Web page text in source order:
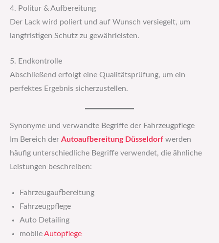
4. Politur & Aufbereitung
Der Lack wird poliert und auf Wunsch versiegelt, um
langfristigen Schutz zu gewährleisten.
5. Endkontrolle
Abschließend erfolgt eine Qualitätsprüfung, um ein
perfektes Ergebnis sicherzustellen.
Synonyme und verwandte Begriffe der Fahrzeugpflege
Im Bereich der Autoaufbereitung Düsseldorf werden
häufig unterschiedliche Begriffe verwendet, die ähnliche
Leistungen beschreiben:
Fahrzeugaufbereitung
Fahrzeugpflege
Auto Detailing
mobile Autopflege